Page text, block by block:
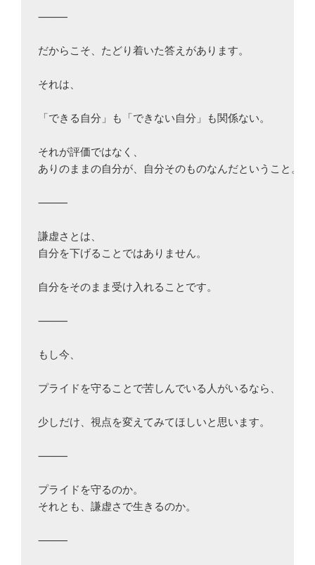
⸻
だからこそ、たどり着いた答えがあります。
それは、
「できる自分」も「できない自分」も関係ない。
それが評価ではなく、
ありのままの自分が、自分そのものなんだということ。
⸻
謙虚さとは、
自分を下げることではありません。
自分をそのまま受け入れることです。
⸻
もし今、
プライドを守ることで苦しんでいる人がいるなら、
少しだけ、視点を変えてみてほしいと思います。
⸻
プライドを守るのか。
それとも、謙虚さで生きるのか。
⸻